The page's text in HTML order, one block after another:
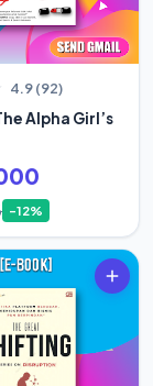
4.9 (92)
Alpha Girl’s
-12%